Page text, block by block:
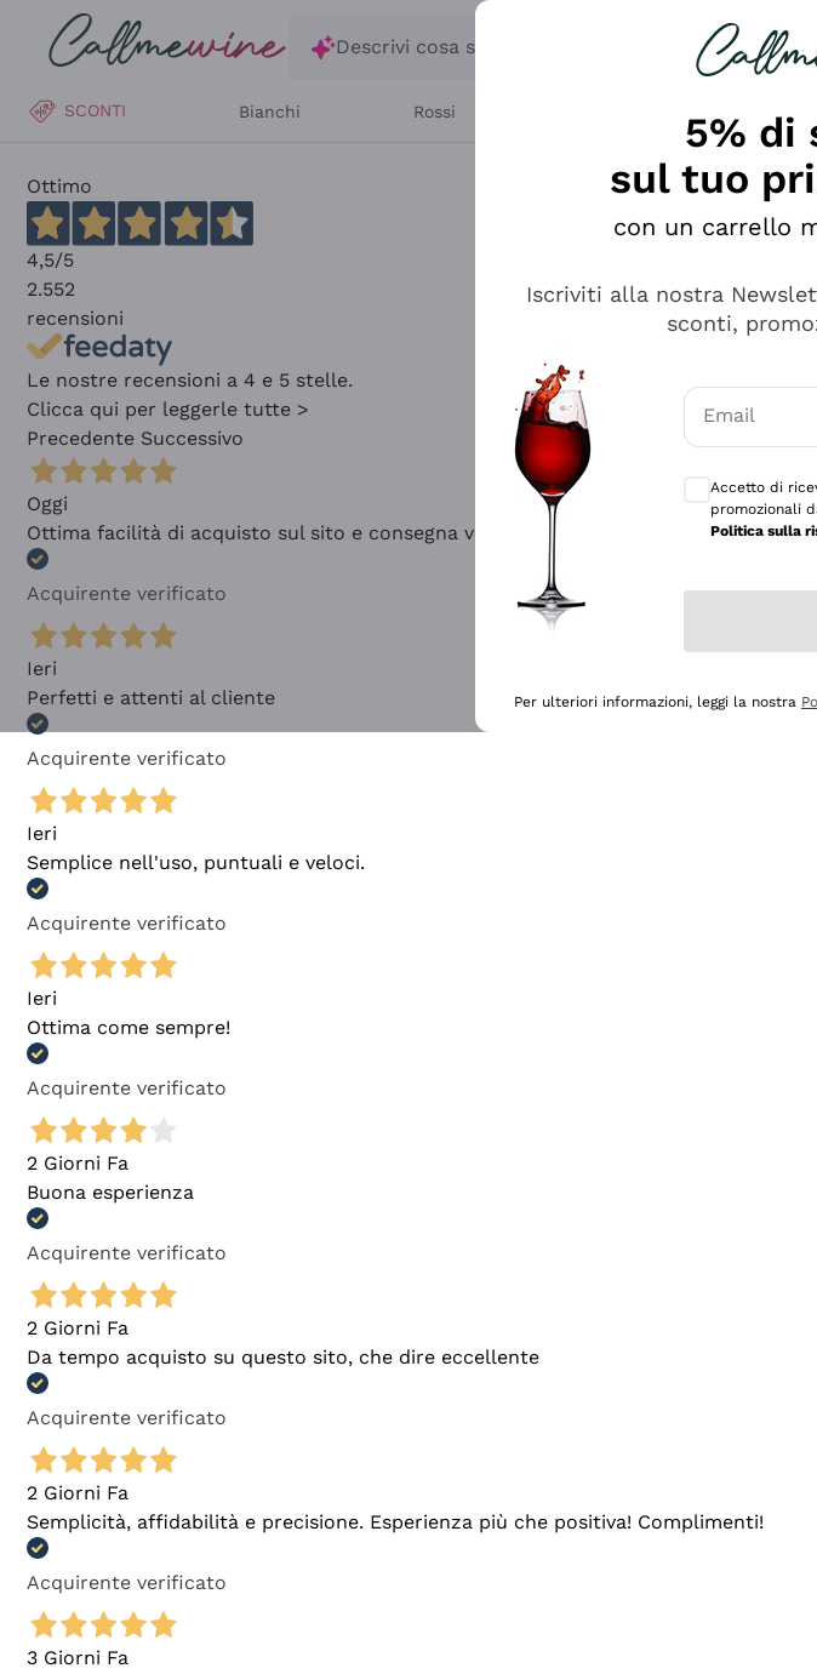
Salta al contenuto principale
Descrivi cosa stai cercando
SCONTI Bianchi Rossi
Ottimo
4,5/5
2.552
recensioni
Le nostre recensioni a 4 e 5 stelle.
Clicca qui per leggerle tutte >
Precedente Successivo
Oggi
Ottima facilità di acquisto sul sito e consegna velocissima
Acquirente verificato
Ieri
Perfetti e attenti al cliente
Acquirente verificato
Ieri
Semplice nell'uso, puntuali e veloci.
Acquirente verificato
Ieri
Ottima come sempre!
Acquirente verificato
2 Giorni Fa
Buona esperienza
Acquirente verificato
2 Giorni Fa
Da tempo acquisto su questo sito, che dire eccellente
Acquirente verificato
2 Giorni Fa
Semplicità, affidabilità e precisione. Esperienza più che positiva! Complimenti!
Acquirente verificato
3 Giorni Fa
5% di
sul tuo
con un carrello
Iscriviti alla nostra
sconti,
Email
Accetto di
promozionali
Politica sulla
Per ulteriori informazioni, leggi la nostra